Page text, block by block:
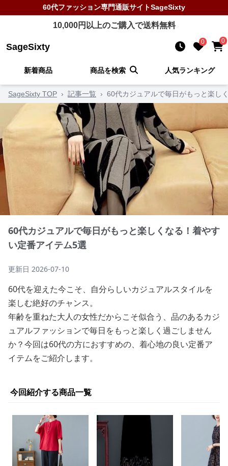
60代ファッション専門通販サイトSageSixty
10,000円以上のご購入で送料無料
SageSixty 0 0
新着商品 商品を検索 人気ランキング
SageSixty TOP › 記事一覧 › 60代カジュアルで毎日がもっと楽し
60代カジュアルで毎日がもっと楽しくなる！着やす
い定番アイテム5選
更新日 2026-07-10
60代を迎えた今こそ、自分らしいカジュアルスタイルを
楽しむ絶好のチャンス。
年齢を重ねた大人の女性だからこそ似合う、品のあるカジ
ュアルファッションで毎日をもっと楽しく過ごしません
か？今回は60代の方におすすめの、着心地の良い定番ア
イテムをご紹介します。
今回紹介する商品一覧